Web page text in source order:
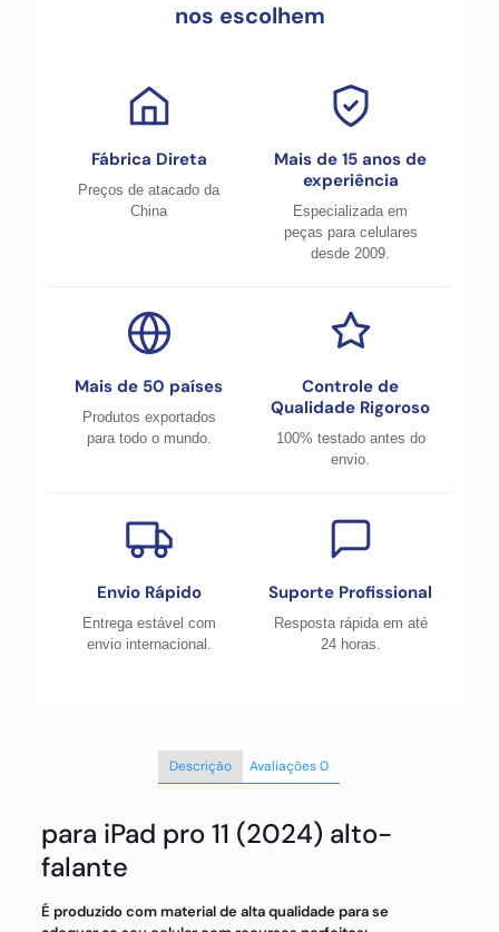
nos escolhem
Fábrica Direta
Preços de atacado da
China
Mais de 15 anos de
experiência
Especializada em
peças para celulares
desde 2009.
Mais de 50 países
Produtos exportados
para todo o mundo.
Controle de
Qualidade Rigoroso
100% testado antes do
envio.
Envio Rápido
Entrega estável com
envio internacional.
Suporte Profissional
Resposta rápida em até
24 horas.
Descrição Avaliações0
para iPad pro 11 (2024) alto-
falante
É produzido com material de alta qualidade para se